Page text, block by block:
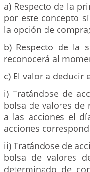
a) Respecto de la
por este concepto
la opción de compra;
b) Respecto de la
reconocerá al
c) El valor a deducir
i) Tratándose de
bolsa de valores de
a las acciones el
acciones
ii) Tratándose de
bolsa de valores
determinado de